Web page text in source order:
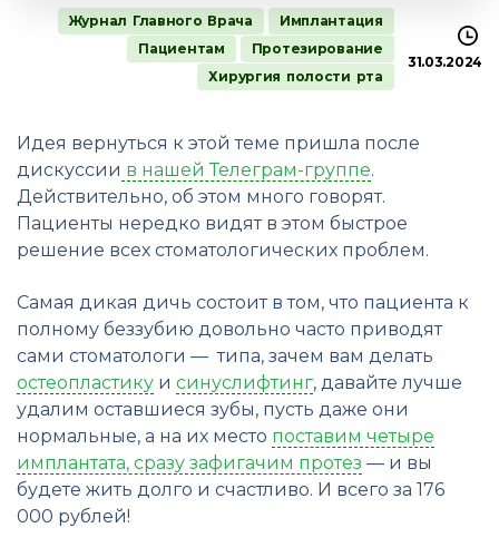
Журнал Главного Врача
Имплантация
Пациентам
Протезирование
Хирургия полости рта
31.03.2024
Идея вернуться к этой теме пришла после
дискуссии в нашей Телеграм-группе.
Действительно, об этом много говорят.
Пациенты нередко видят в этом быстрое
решение всех стоматологических проблем.
Самая дикая дичь состоит в том, что пациента к
полному беззубию довольно часто приводят
сами стоматологи — типа, зачем вам делать
остеопластику и синуслифтинг, давайте лучше
удалим оставшиеся зубы, пусть даже они
нормальные, а на их место поставим четыре
имплантата, сразу зафигачим протез — и вы
будете жить долго и счастливо. И всего за 176
000 рублей!